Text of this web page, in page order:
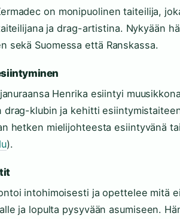
on monipuolinen taiteilija,
ja drag-artistina. Nykyään
sekä Suomessa että Ranskassa.
Henrika esiintyi
drag-klubin ja kehitti
hetken mielijohteesta esiintyvänä
).
intohimoisesti ja opettelee mitä
ja lopulta pysyvään asumiseen.